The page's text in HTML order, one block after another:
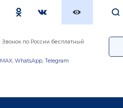
Звонок по России бесплатный
MAX, WhatsApp, Telegram